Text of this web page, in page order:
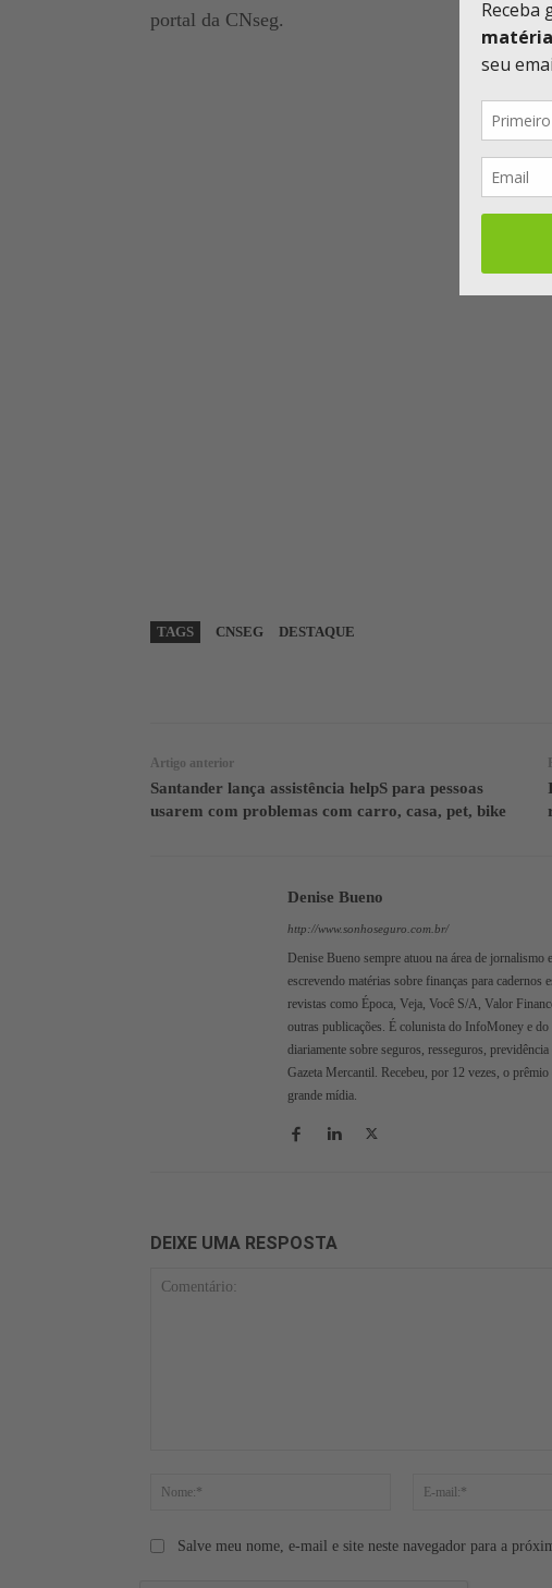
portal da CNseg.
TAGS CNSEG DESTAQUE
Artigo anterior
Santander lança assistência helpS para pessoas
usarem com problemas com carro, casa, pet, bike
Denise Bueno
http://www.sonhoseguro.com.br/
Denise Bueno sempre atuou na área de
escrevendo matérias sobre finanças para
revistas como Época, Veja, Você S/A, Valor
outras publicações. É colunista do InfoMoney e
diariamente sobre seguros, resseguros,
Gazeta Mercantil. Recebeu, por 12 vezes, o
grande mídia.
DEIXE UMA RESPOSTA
Nome:*
Salve meu nome, e-mail e site neste navegador para a